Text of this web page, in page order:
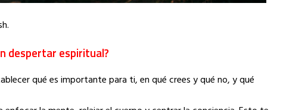
despertar espiritual?
qué es importante para ti, en qué crees y qué no, y qué